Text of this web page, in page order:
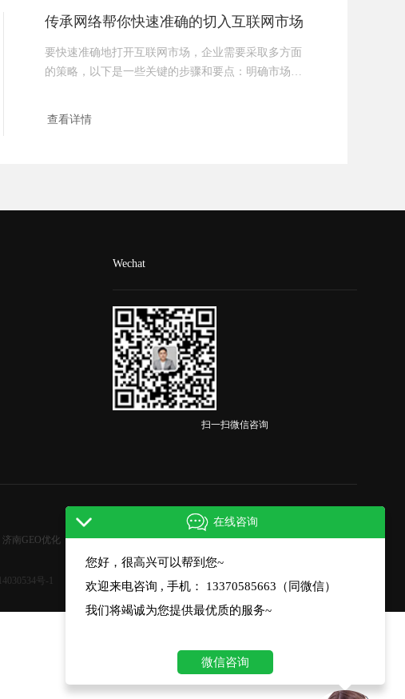
传承网络帮你快速准确的切入互联网市场
要快速准确地打开互联网市场，企业需要采取多方面
的策略，以下是一些关键的步骤和要点：明确市场定
查看详情
Wechat
扫一扫微信咨询
济南GEO优化
号-1
在线咨询
您好，很高兴可以帮到您~
欢迎来电咨询 , 手机： 13370585663（同微信）
我们将竭诚为您提供最优质的服务~
微信咨询